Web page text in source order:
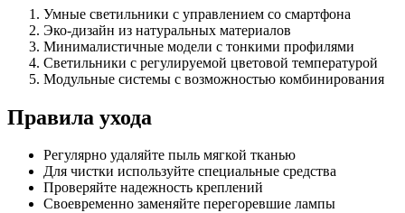
Умные светильники с управлением со смартфона
Эко-дизайн из натуральных материалов
Минималистичные модели с тонкими профилями
Светильники с регулируемой цветовой температурой
Модульные системы с возможностью комбинирования
Правила ухода
Регулярно удаляйте пыль мягкой тканью
Для чистки используйте специальные средства
Проверяйте надежность креплений
Своевременно заменяйте перегоревшие лампы